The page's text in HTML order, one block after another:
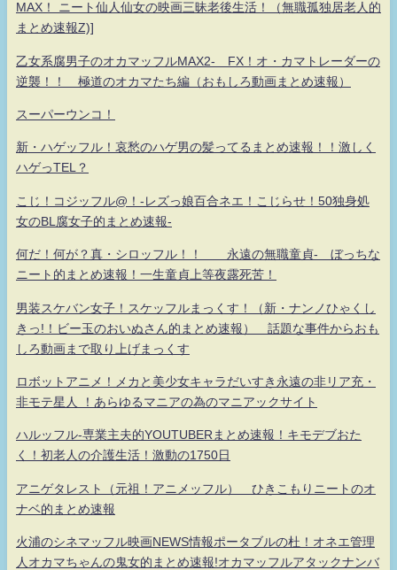
MAX！ ニート仙人仙女の映画三昧老後生活！（無職孤独居老人的
まとめ速報Z)]
乙女系腐男子のオカマッフルMAX2- FX！オ・カマトレーダーの
逆襲！！ 極道のオカマたち編（おもしろ動画まとめ速報）
スーパーウンコ！
新・ハゲッフル！哀愁のハゲ男の髪ってるまとめ速報！！激しく
ハゲっTEL？
こじ！コジッフル@！-レズっ娘百合ネエ！こじらせ！50独身処
女のBL腐女子的まとめ速報-
何だ！何が？真・シロッフル！！ 永遠の無職童貞- ぼっちな
ニート的まとめ速報！一生童貞上等夜露死苦！
男装スケバン女子！スケッフルまっくす！（新・ナンノひゃくし
きっ!！ビー玉のおいぬさん的まとめ速報） 話題な事件からおも
しろ動画まで取り上げまっくす
ロボットアニメ！メカと美少女キャラだいすき永遠の非リア充・
非モテ星人 ！あらゆるマニアの為のマニアックサイト
ハルッフル-専業主夫的YOUTUBERまとめ速報！キモデブおた
く！初老人の介護生活！激動の1750日
アニゲタレスト（元祖！アニメッフル） ひきこもりニートのオ
ナベ的まとめ速報
火浦のシネマッフル映画NEWS情報ポータブルの杜！オネエ管理
人オカマちゃんの鬼女的まとめ速報!オカマッフルアタックナンバ